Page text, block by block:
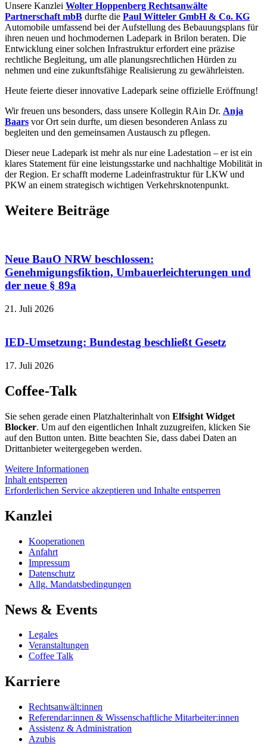
Unsere Kanzlei Wolter Hoppenberg Rechtsanwälte
Partnerschaft mbB durfte die Paul Witteler GmbH & Co. KG
Automobile umfassend bei der Aufstellung des Bebauungsplans für
ihren neuen und hochmodernen Ladepark in Brilon beraten. Die
Entwicklung einer solchen Infrastruktur erfordert eine präzise
rechtliche Begleitung, um alle planungsrechtlichen Hürden zu
nehmen und eine zukunftsfähige Realisierung zu gewährleisten.
Heute feierte dieser innovative Ladepark seine offizielle Eröffnung!
Wir freuen uns besonders, dass unsere Kollegin RAin Dr. Anja
Baars vor Ort sein durfte, um diesen besonderen Anlass zu
begleiten und den gemeinsamen Austausch zu pflegen.
Dieser neue Ladepark ist mehr als nur eine Ladestation – er ist ein
klares Statement für eine leistungsstarke und nachhaltige Mobilität in
der Region. Er schafft moderne Ladeinfrastruktur für LKW und
PKW an einem strategisch wichtigen Verkehrsknotenpunkt.
Weitere Beiträge
Neue BauO NRW beschlossen:
Genehmigungsfiktion, Umbauerleichterungen und
der neue § 89a
21. Juli 2026
IED-Umsetzung: Bundestag beschließt Gesetz
17. Juli 2026
Coffee-Talk
Sie sehen gerade einen Platzhalterinhalt von Elfsight Widget
Blocker. Um auf den eigentlichen Inhalt zuzugreifen, klicken Sie
auf den Button unten. Bitte beachten Sie, dass dabei Daten an
Drittanbieter weitergegeben werden.
Weitere Informationen
Inhalt entsperren
Erforderlichen Service akzeptieren und Inhalte entsperren
Kanzlei
Kooperationen
Anfahrt
Impressum
Datenschutz
Allg. Mandatsbedingungen
News & Events
Legales
Veranstaltungen
Coffee Talk
Karriere
Rechtsanwält:innen
Referendar:innen & Wissenschaftliche Mitarbeiter:innen
Assistenz & Administration
Azubis